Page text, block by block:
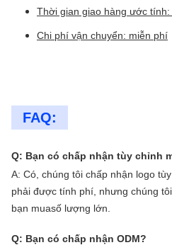
Thời gian giao hàng ước
Chi phí vận chuyển: miễn phí
FAQ:
Q: Bạn có chấp nhận tùy chỉnh
A: Có, chúng tôi chấp nhận logo
phải được tính phí, nhưng chúng
bạn muasố lượng lớn.
Q: Bạn có chấp nhận ODM?